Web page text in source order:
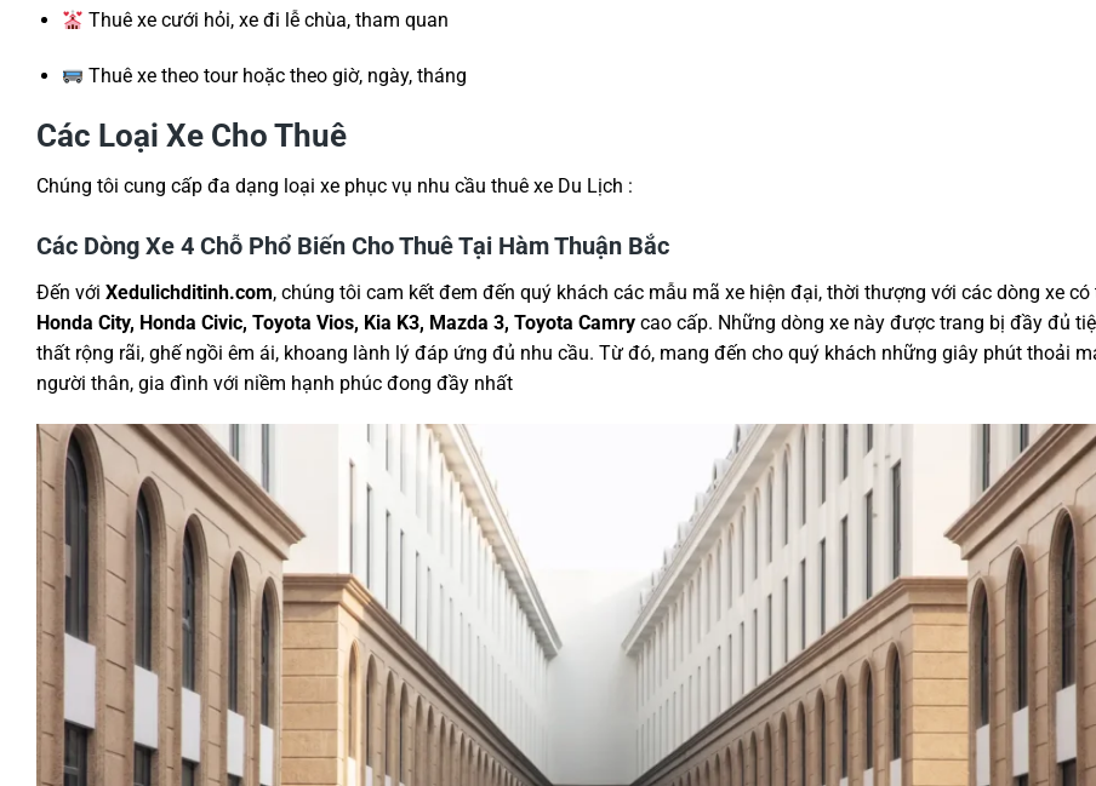
Thuê xe cưới hỏi, xe đi lễ chùa, tham quan
Thuê xe theo tour hoặc theo giờ, ngày, tháng
Các Loại Xe Cho Thuê
Chúng tôi cung cấp đa dạng loại xe phục vụ nhu cầu thuê xe Du Lịch :
Các Dòng Xe 4 Chỗ Phổ Biến Cho Thuê Tại Hàm Thuận Bắc
Đến với Xedulichditinh.com, chúng tôi cam kết đem đến quý khách các mẫu mã xe hiện đại, thời thượng với các dòng xe
Honda City, Honda Civic, Toyota Vios, Kia K3, Mazda 3, Toyota Camry cao cấp. Những dòng xe này được trang bị đầy đủ
thất rộng rãi, ghế ngồi êm ái, khoang lành lý đáp ứng đủ nhu cầu. Từ đó, mang đến cho quý khách những giây phút thoải
người thân, gia đình với niềm hạnh phúc đong đầy nhất